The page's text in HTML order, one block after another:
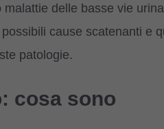
malattie delle basse vie
cause scatenanti e
patologie.
cosa sono